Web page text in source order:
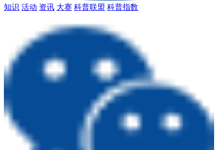
知识 活动 资讯 大赛 科普联盟 科普指数